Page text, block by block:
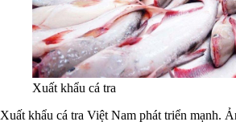
Xuất khẩu cá tra
Xuất khẩu cá tra Việt Nam phát triển mạnh.